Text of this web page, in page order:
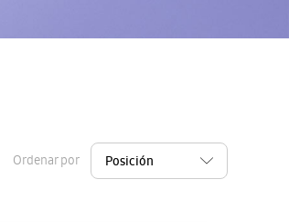
Ordenar por